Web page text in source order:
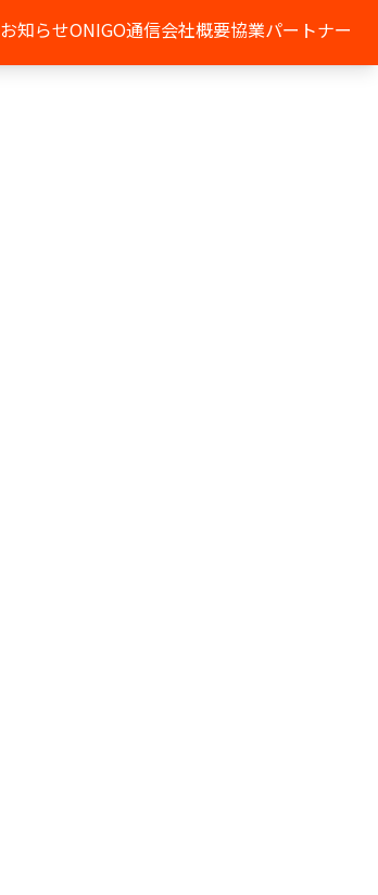
お知らせONIGO通信会社概要協業パートナー